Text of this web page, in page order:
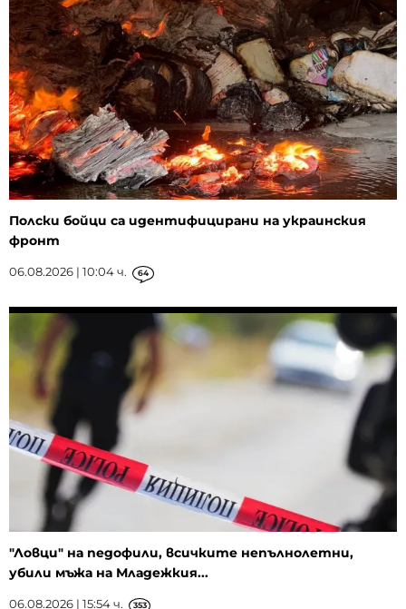
Полски бойци са идентифицирани на украинския
фронт
06.08.2026 | 10:04 ч. 64
"Ловци" на педофили, всичките непълнолетни,
убили мъжа на Младежкия...
06.08.2026 | 15:54 ч. 353